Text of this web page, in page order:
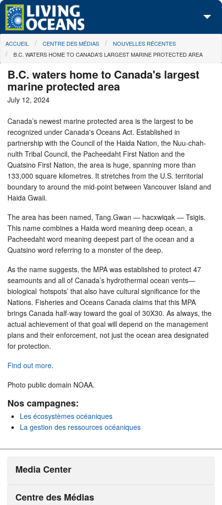
Skip to main content
À propos de nous
Centre des Médias
Passez à l'action
You are here
ACCUEIL CENTRE DES MÉDIAS
NOUVELLES RÉCENTES
B.C. WATERS HOME TO CANADA'S LARGEST MARINE PROTECTED AREA
B.C. waters home to Canada's largest
marine protected area
July 12, 2024
Canada’s newest marine protected area is the largest to be
recognized under Canada's Oceans Act. Established in
partnership with the Council of the Haida Nation, the Nuu-chah-
nulth Tribal Council, the Pacheedaht First Nation and the
Quatsino First Nation, the area is huge, spanning more than
133,000 square kilometres. It stretches from the U.S. territorial
boundary to around the mid-point between Vancouver Island and
Haida Gwaii.
The area has been named, Tang.Gwan — hacxwiqak — Tsigis.
This name combines a Haida word meaning deep ocean, a
Pacheedaht word meaning deepest part of the ocean and a
Quatsino word referring to a monster of the deep.
As the name suggests, the MPA was established to protect 47
seamounts and all of Canada’s hydrothermal ocean vents—
biological ‘hotspots’ that also have cultural significance for the
Nations. Fisheries and Oceans Canada claims that this MPA
brings Canada half-way toward the goal of 30X30. As always, the
actual achievement of that goal will depend on the management
plans and their enforcement, not just the ocean area designated
for protection.
Find out more.
Photo public domain NOAA.
Nos campagnes:
Les écosystèmes océaniques
La gestion des ressources océaniques
Media Center
Centre des Médias